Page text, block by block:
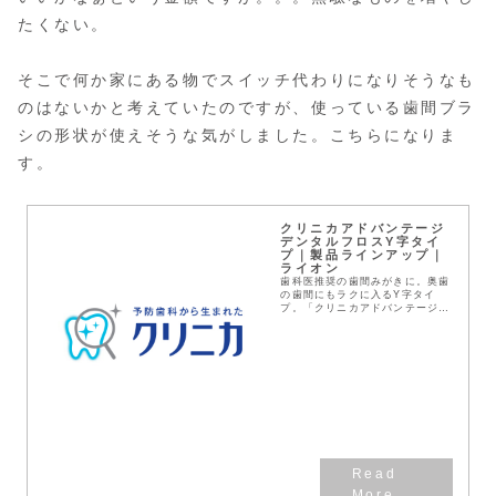
たくない。
そこで何か家にある物でスイッチ代わりになりそうなも
のはないかと考えていたのですが、使っている歯間ブラ
シの形状が使えそうな気がしました。こちらになりま
す。
クリニカアドバンテージ
デンタルフロスY字タイ
プ｜製品ラインアップ｜
ライオン
歯科医推奨の歯間みがきに。奥歯
の歯間にもラクに入るY字タイ
プ。「クリニカアドバンテージ